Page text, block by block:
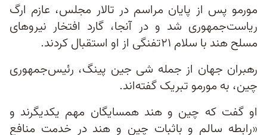
مورمو پس از پایان مراسم در تالار مجلس، عازم ارگ
ریاست‌جمهوری شد و در آنجا، گارد افتخار نیروهای
مسلح هند با سلام ۲۱تفنگی از او استقبال کردند.
رهبران جهان از جمله شی جین پینگ، رئیس‌جمهوری
چین، به مورمو تبریک گفته‌‌اند.
او گفت که چین و هند همسایگان مهم یکدیگرند و
«رابطه سالم و باثبات چین و هند در خدمت منافع